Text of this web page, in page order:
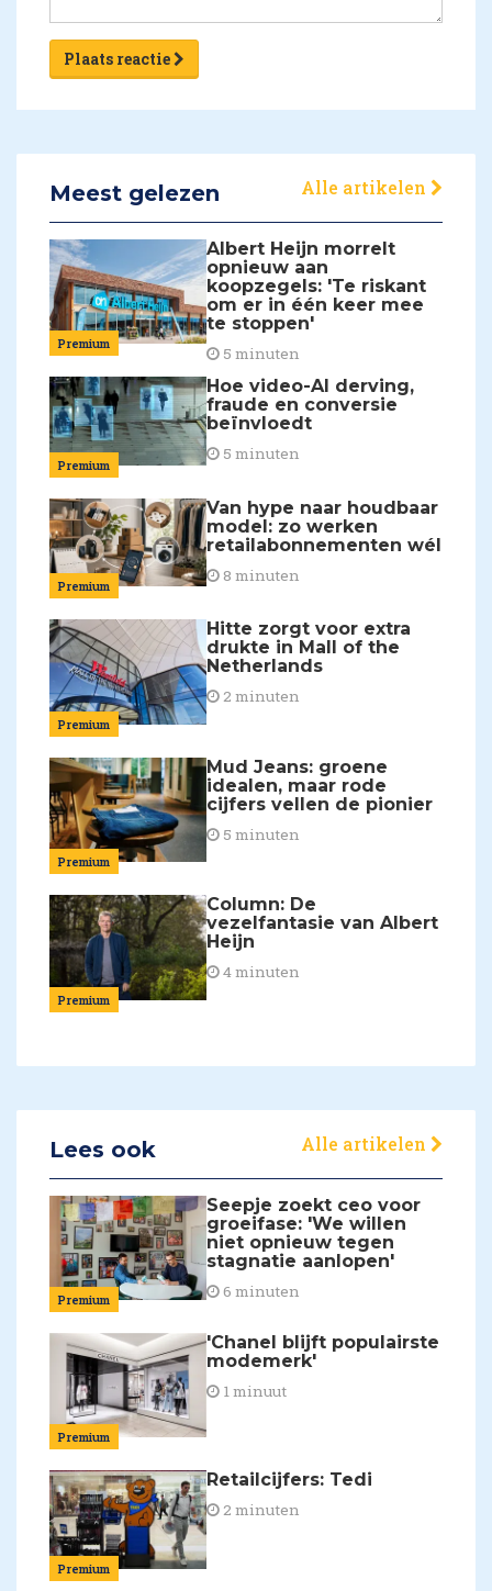
Plaats reactie
Meest gelezen Alle artikelen
Premium
Albert Heijn morrelt
opnieuw aan
koopzegels: 'Te riskant
om er in één keer mee
te stoppen'
5 minuten
Premium
Hoe video-AI derving,
fraude en conversie
beïnvloedt
5 minuten
Premium
Van hype naar houdbaar
model: zo werken
retailabonnementen wél
8 minuten
Premium
Hitte zorgt voor extra
drukte in Mall of the
Netherlands
2 minuten
Premium
Mud Jeans: groene
idealen, maar rode
cijfers vellen de pionier
5 minuten
Premium
Column: De
vezelfantasie van Albert
Heijn
4 minuten
Lees ook Alle artikelen
Premium
Seepje zoekt ceo voor
groeifase: 'We willen
niet opnieuw tegen
stagnatie aanlopen'
6 minuten
Premium
'Chanel blijft populairste
modemerk'
1 minuut
Premium
Retailcijfers: Tedi
2 minuten